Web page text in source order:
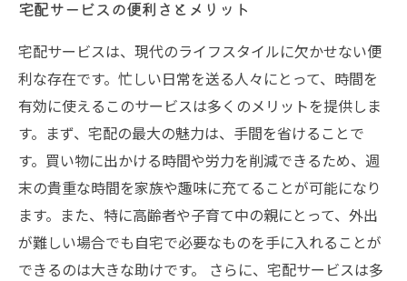
宅配サービスの便利さとメリット
宅配サービスは、現代のライフスタイルに欠かせない便
利な存在です。忙しい日常を送る人々にとって、時間を
有効に使えるこのサービスは多くのメリットを提供しま
す。まず、宅配の最大の魅力は、手間を省けることで
す。買い物に出かける時間や労力を削減できるため、週
末の貴重な時間を家族や趣味に充てることが可能になり
ます。また、特に高齢者や子育て中の親にとって、外出
が難しい場合でも自宅で必要なものを手に入れることが
できるのは大きな助けです。 さらに、宅配サービスは多